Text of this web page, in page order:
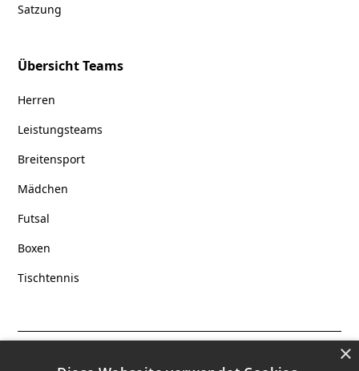
Satzung
Übersicht Teams
Herren
Leistungsteams
Breitensport
Mädchen
Futsal
Boxen
Tischtennis
×